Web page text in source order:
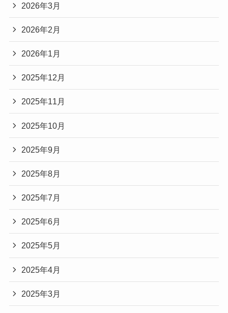
2026年3月
2026年2月
2026年1月
2025年12月
2025年11月
2025年10月
2025年9月
2025年8月
2025年7月
2025年6月
2025年5月
2025年4月
2025年3月